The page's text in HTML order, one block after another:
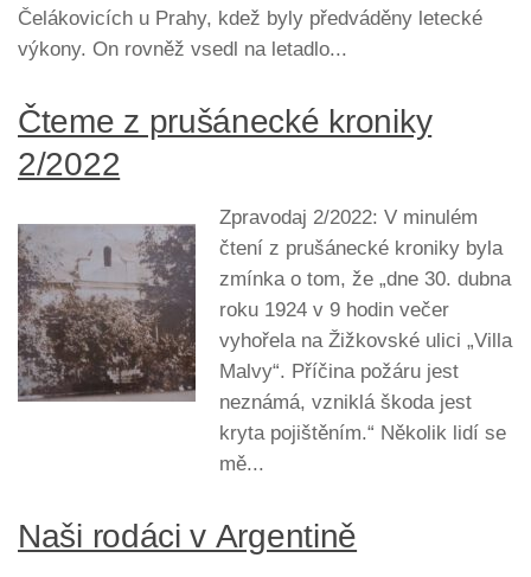
Čelákovicích u Prahy, kdež byly předváděny letecké
výkony. On rovněž vsedl na letadlo...
Čteme z prušánecké kroniky
2/2022
Zpravodaj 2/2022: V minulém
čtení z prušánecké kroniky byla
zmínka o tom, že „dne 30. dubna
roku 1924 v 9 hodin večer
vyhořela na Žižkovské ulici „Villa
Malvy“. Příčina požáru jest
neznámá, vzniklá škoda jest
kryta pojištěním.“ Několik lidí se
mě...
Naši rodáci v Argentině